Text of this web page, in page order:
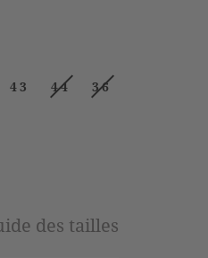
43 44 36
des tailles